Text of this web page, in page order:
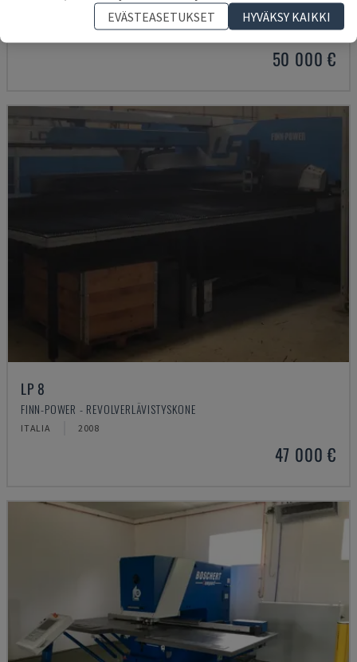
AMADA - REVOLVERLÄVISTYSKONE
2005 14.300 TUNNIT
50 000 €
LP 8
FINN-POWER - REVOLVERLÄVISTYSKONE
ITALIA 2008
47 000 €
EVÄSTEASETUKSET
HYVÄKSY KAIKKI